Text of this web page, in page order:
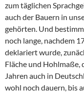
zum täglichen
auch der Bauern in
gehörten. Und
noch lange, nachdem
deklariert wurde,
Fläche und Hohlmaße,
Jahren auch in
wohl noch dauern, bis